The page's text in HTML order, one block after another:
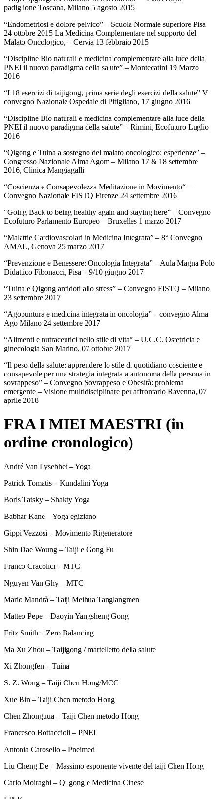
padiglione Toscana, Milano 5 agosto 2015
“Endometriosi e dolore pelvico” – Scuola Normale superiore Pisa
24 ottobre 2015 La Medicina Complementare nel supporto del
Malato Oncologico, – Cervia 13 febbraio 2015
“Discipline Bio naturali e medicina complementare alla luce della
PNEI il nuovo paradigma della salute” – Montecatini 19 Marzo
2016
“I 18 esercizi di taijigong, prima serie degli esercizi della salute” V
convegno Nazionale Ospedale di Pitigliano, 17 giugno 2016
“Discipline Bio naturali e medicina complementare alla luce della
PNEI il nuovo paradigma della salute” – Rimini, Ecofuturo Luglio
2016
“Qigong e Tuina a sostegno del malato oncologico: esperienze” –
Congresso Nazionale Alma Agom – Milano 17 & 18 settembre
2016, Clinica Mangiagalli
“Coscienza e Consapevolezza Meditazione in Movimento“ –
Convegno Nazionale FISTQ Firenze 24 settembre 2016
“Going Back to being healthy again and staying here” – Convegno
Ecofuturo Parlamento Europeo – Bruxelles 1 marzo 2017
“Malattie Cardiovascolari in Medicina Integrata” – 8° Convegno
AMAL, Genova 25 marzo 2017
“Prevenzione e Benessere: Oncologia Integrata” – Aula Magna Polo
Didattico Fibonacci, Pisa – 9/10 giugno 2017
“Tuina e Qigong antidoti allo stress” – Convegno FISTQ – Milano
23 settembre 2017
“Agopuntura e medicina integrata in oncologia” – convegno Alma
Ago Milano 24 settembre 2017
“Alimenti e nutraceutici nello stile di vita” – U.C.C. Ostetricia e
ginecologia San Marino, 07 ottobre 2017
“Il peso della salute: apprendere lo stile di quotidiano cosciente e
consapevole per una strategia integrata a autonoma della persona in
sovrappeso” – Convegno Sovrappeso e Obesità: problema
emergente – Visione multidisciplinare per affrontarlo Ravenna, 07
aprile 2018
FRA I MIEI MAESTRI (in
ordine cronologico)
André Van Lysebhet – Yoga
Patrick Tomatis – Kundalini Yoga
Boris Tatsky – Shakty Yoga
Babhar Kane – Yoga egiziano
Gippi Vezzosi – Movimento Rigeneratore
Shin Dae Woung – Taiji e Gong Fu
Franco Cracolici – MTC
Nguyen Van Ghy – MTC
Mario Mandrà – Taiji Meihua Tanglangmen
Matteo Pepe – Daoyin Yangsheng Gong
Fritz Smith – Zero Balancing
Ma Xu Zhou – Taijigong / martelletto della salute
Xi Zhongfen – Tuina
S. Z. Wong – Taiji Chen Hong/MCC
Xue Bin – Taiji Chen metodo Hong
Chen Zhonguua – Taiji Chen metodo Hong
Francesco Bottaccioli – PNEI
Antonia Carosello – Pneimed
Liu Cheng De – Massimo esponente vivente del taiji Chen Hong
Carlo Moiraghi – Qi gong e Medicina Cinese